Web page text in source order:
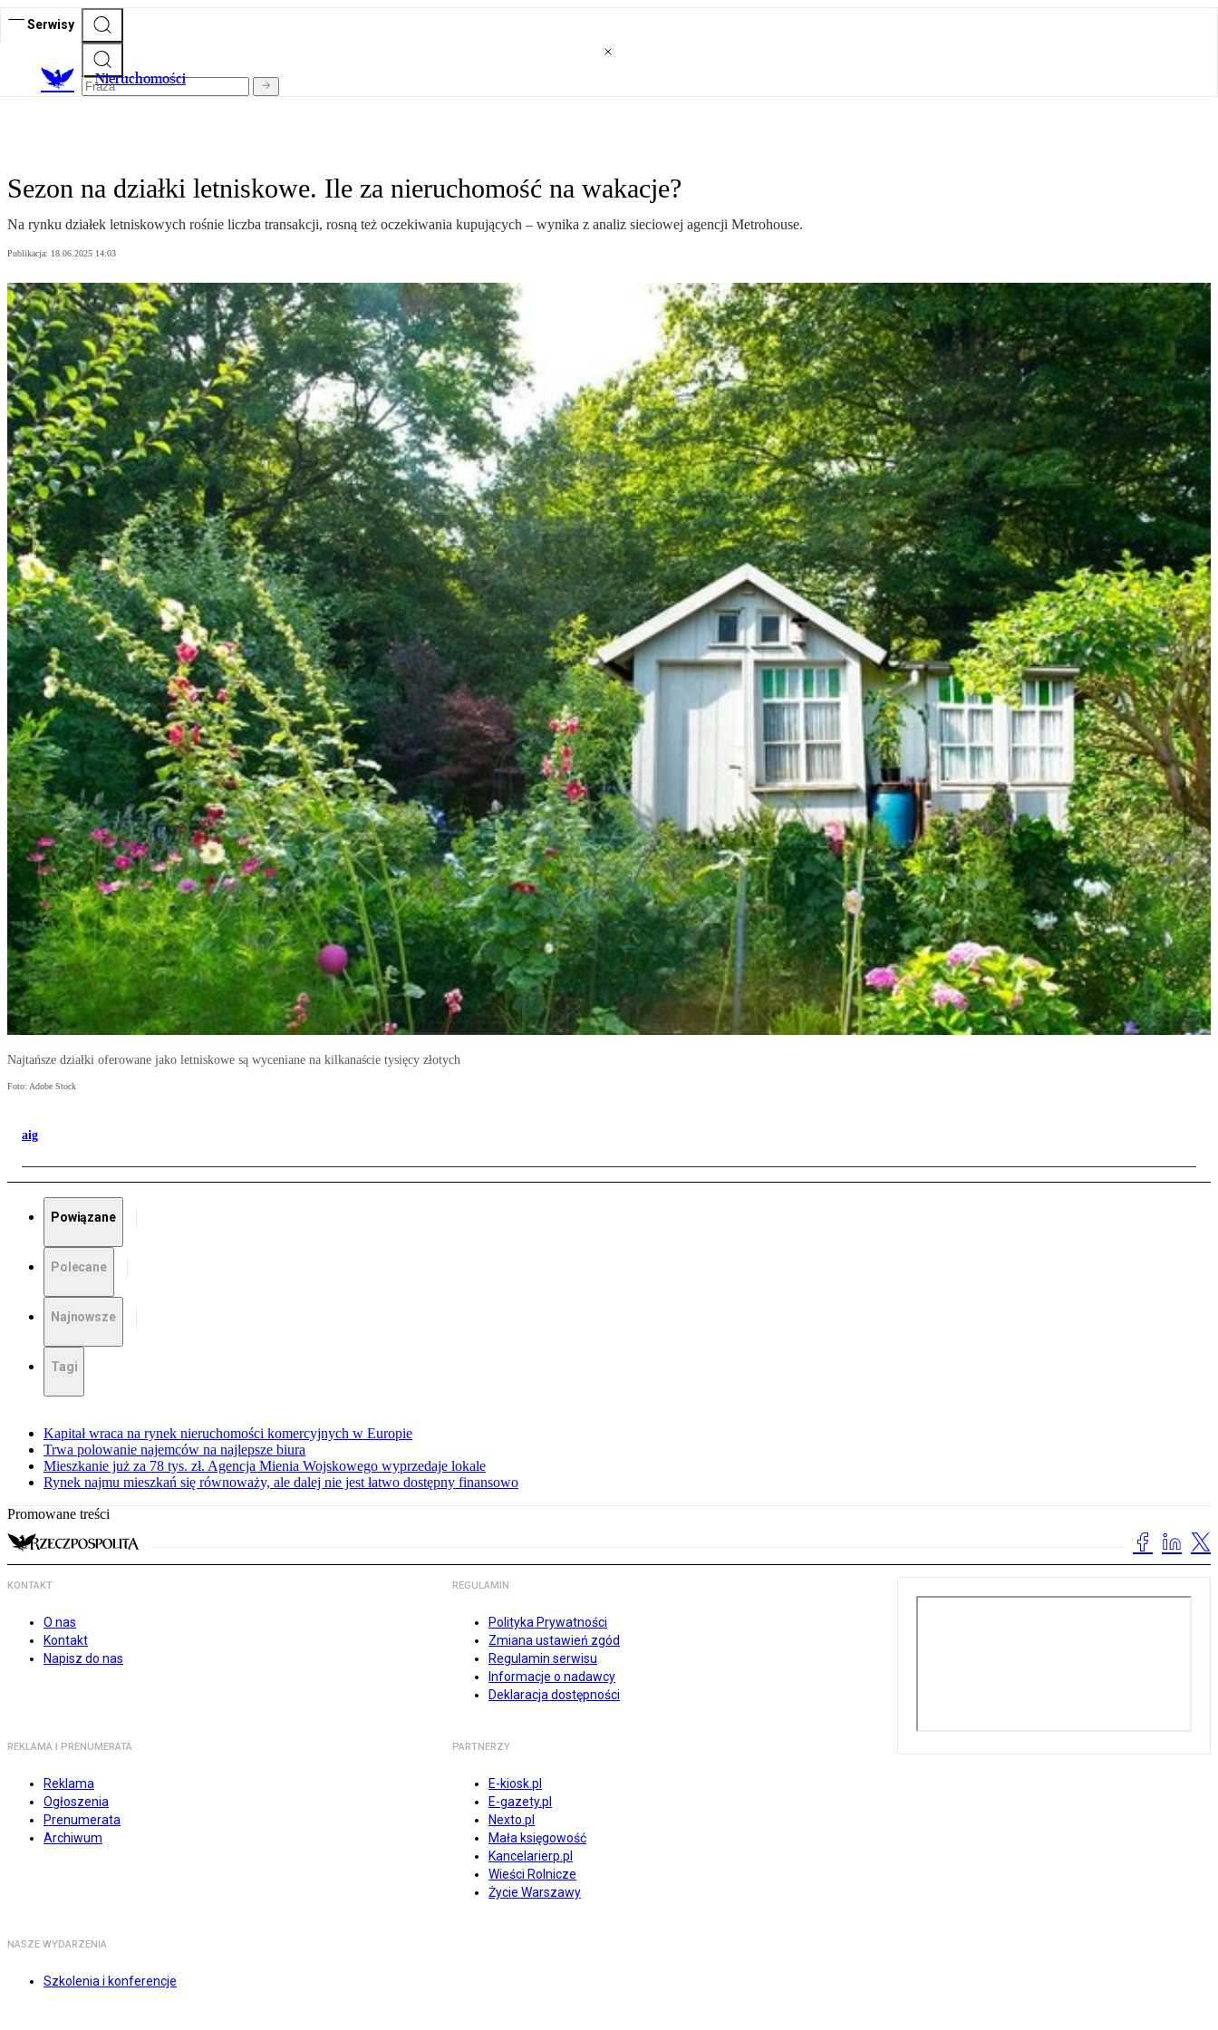
Serwisy
Nieruchomości
Sezon na działki letniskowe. Ile za nieruchomość na wakacje?
Na rynku działek letniskowych rośnie liczba transakcji, rosną też oczekiwania kupujących – wynika z analiz sieciowej agencji Metrohouse.
Publikacja: 18.06.2025 14:03
Najtańsze działki oferowane jako letniskowe są wyceniane na kilkanaście tysięcy złotych
Foto: Adobe Stock
aig
Powiązane
Polecane
Najnowsze
Tagi
Kapitał wraca na rynek nieruchomości komercyjnych w Europie
Trwa polowanie najemców na najlepsze biura
Mieszkanie już za 78 tys. zł. Agencja Mienia Wojskowego wyprzedaje lokale
Rynek najmu mieszkań się równoważy, ale dalej nie jest łatwo dostępny finansowo
Promowane treści
KONTAKT
O nas
Kontakt
Napisz do nas
REGULAMIN
Polityka Prywatności
Zmiana ustawień zgód
Regulamin serwisu
Informacje o nadawcy
Deklaracja dostępności
REKLAMA I PRENUMERATA
Reklama
Ogłoszenia
Prenumerata
Archiwum
PARTNERZY
E-kiosk.pl
E-gazety.pl
Nexto.pl
Mała księgowość
Kancelarierp.pl
Wieści Rolnicze
Życie Warszawy
NASZE WYDARZENIA
Szkolenia i konferencje